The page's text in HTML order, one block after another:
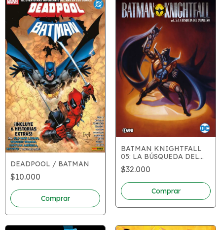
DEADPOOL / BATMAN
$10.000
BATMAN KNIGHTFALL
05: LA BÚSQUEDA DEL
CABALLERO
$32.000